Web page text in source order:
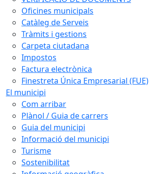
Oficines municipals
Catàleg de Serveis
Tràmits i gestions
Carpeta ciutadana
Impostos
Factura electrònica
Finestreta Única Empresarial (FUE)
El municipi
Com arribar
Plànol / Guia de carrers
Guia del municipi
Informació del municipi
Turisme
Sostenibilitat